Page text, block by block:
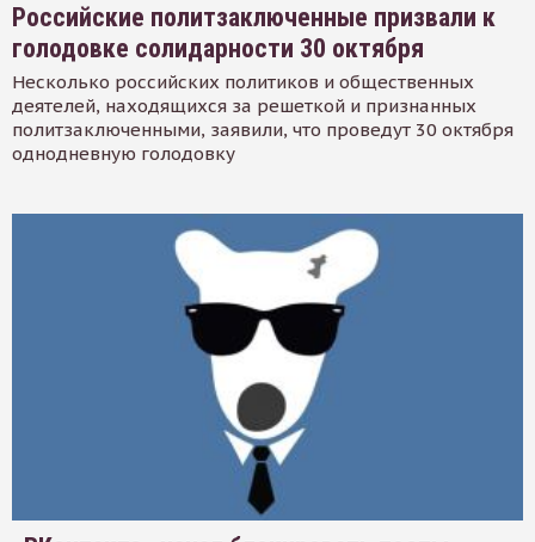
Российские политзаключенные призвали к
голодовке солидарности 30 октября
Несколько российских политиков и общественных
деятелей, находящихся за решеткой и признанных
политзаключенными, заявили, что проведут 30 октября
однодневную голодовку